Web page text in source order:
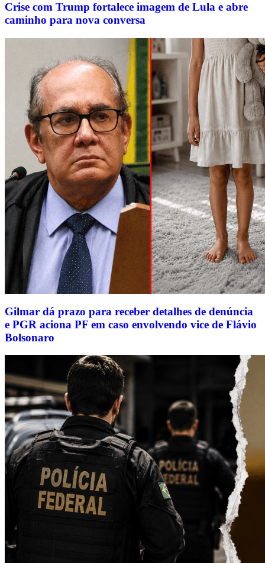
Crise com Trump fortalece imagem de Lula e abre
caminho para nova conversa
Gilmar dá prazo para receber detalhes de denúncia
e PGR aciona PF em caso envolvendo vice de Flávio
Bolsonaro